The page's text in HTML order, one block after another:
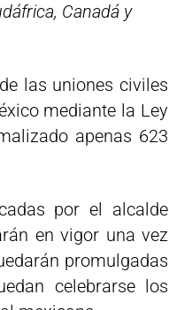
Canadá y
las uniones civiles
mediante la Ley
apenas 623
por el alcalde
en vigor una vez
promulgadas
celebrarse los